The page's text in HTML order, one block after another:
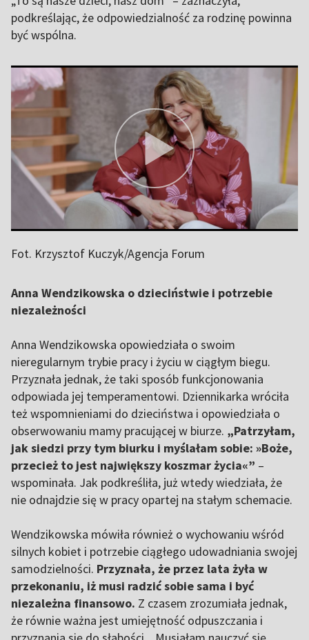
podkreślając, że odpowiedzialność za rodzinę powinna
być wspólna.
Fot. Krzysztof Kuczyk/Agencja Forum
Anna Wendzikowska o dzieciństwie i potrzebie
niezależności
Anna Wendzikowska opowiedziała o swoim
nieregularnym trybie pracy i życiu w ciągłym biegu.
Przyznała jednak, że taki sposób funkcjonowania
odpowiada jej temperamentowi. Dziennikarka wróciła
też wspomnieniami do dzieciństwa i opowiedziała o
obserwowaniu mamy pracującej w biurze. „Patrzyłam,
jak siedzi przy tym biurku i myślałam sobie: »Boże,
przecież to jest największy koszmar życia«” –
wspominała. Jak podkreśliła, już wtedy wiedziała, że
nie odnajdzie się w pracy opartej na stałym schemacie.
Wendzikowska mówiła również o wychowaniu wśród
silnych kobiet i potrzebie ciągłego udowadniania swojej
samodzielności. Przyznała, że przez lata żyła w
przekonaniu, iż musi radzić sobie sama i być
niezależna finansowo. Z czasem zrozumiała jednak,
że równie ważna jest umiejętność odpuszczania i